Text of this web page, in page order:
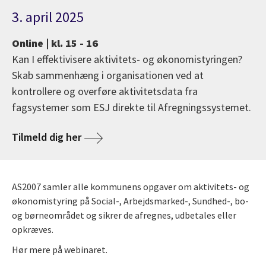
3. april 2025
Online | kl. 15 - 16
Kan I effektivisere aktivitets- og økonomistyringen?
Skab sammenhæng i organisationen ved at
kontrollere og overføre aktivitetsdata fra
fagsystemer som ESJ direkte til Afregningssystemet.
Tilmeld dig her
AS2007 samler alle kommunens opgaver om aktivitets- og
økonomistyring på Social-, Arbejdsmarked-, Sundhed-, bo-
og børneområdet og sikrer de afregnes, udbetales eller
opkræves.
Hør mere på webinaret.